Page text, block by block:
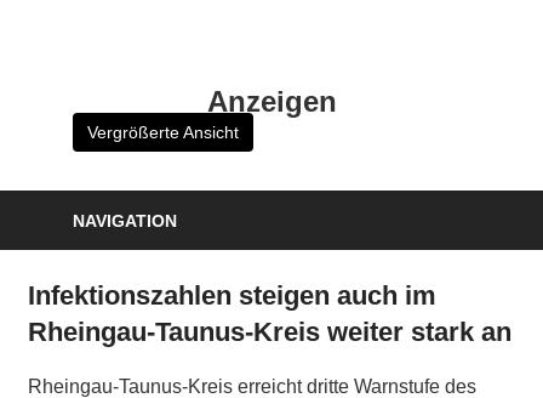
Anzeigen
Vergrößerte Ansicht
NAVIGATION
Infektionszahlen steigen auch im
Rheingau-Taunus-Kreis weiter stark an
Rheingau-Taunus-Kreis erreicht dritte Warnstufe des